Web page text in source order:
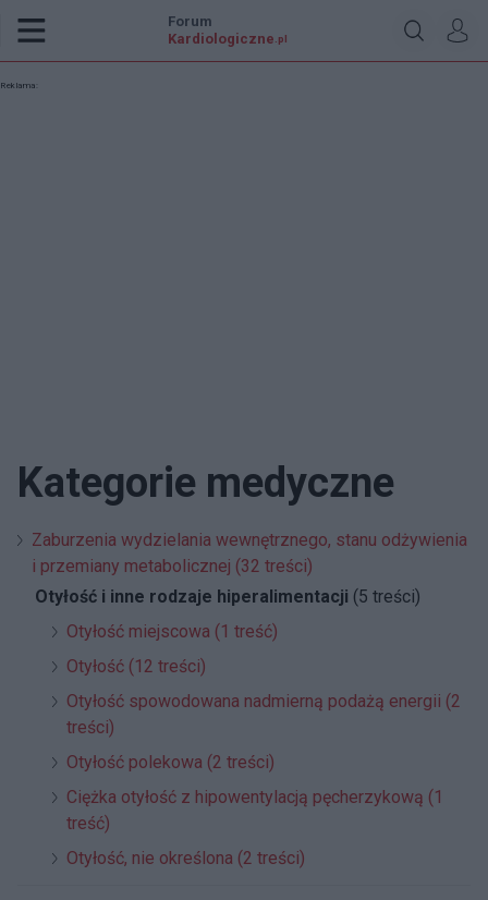
Forum
Kardiologiczne .pl
Reklama:
Kategorie medyczne
Zaburzenia wydzielania wewnętrznego, stanu odżywienia
i przemiany metabolicznej (32 treści)
Otyłość i inne rodzaje hiperalimentacji (5 treści)
Otyłość miejscowa (1 treść)
Otyłość (12 treści)
Otyłość spowodowana nadmierną podażą energii (2
treści)
Otyłość polekowa (2 treści)
Ciężka otyłość z hipowentylacją pęcherzykową (1
treść)
Otyłość, nie określona (2 treści)